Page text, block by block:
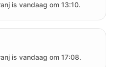
is vandaag om 13:10.
is vandaag om 17:08.